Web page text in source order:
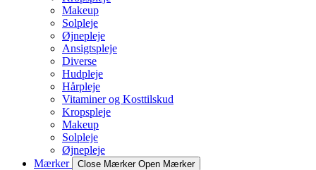
Makeup
Solpleje
Øjnepleje
Ansigtspleje
Diverse
Hudpleje
Hårpleje
Vitaminer og Kosttilskud
Kropspleje
Makeup
Solpleje
Øjnepleje
Mærker
Close Mærker Open Mærker